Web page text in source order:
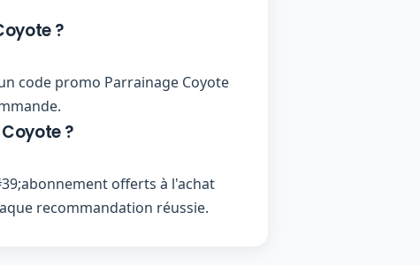
?
code promo Parrainage Coyote
?
offerts à l'achat
recommandation réussie.